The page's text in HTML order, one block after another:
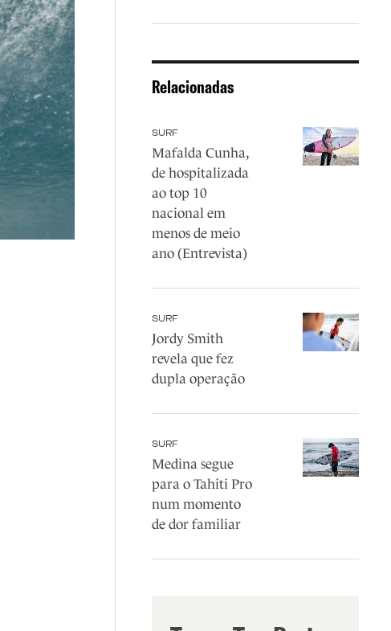
Relacionadas
SURF
Mafalda Cunha,
de hospitalizada
ao top 10
nacional em
menos de meio
ano (Entrevista)
SURF
Jordy Smith
revela que fez
dupla operação
SURF
Medina segue
para o Tahiti Pro
num momento
de dor familiar